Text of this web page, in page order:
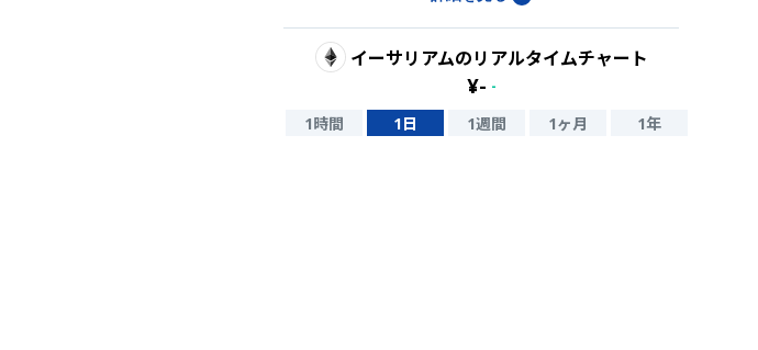
イーサリアムのリアルタイムチャート
¥- -
1時間 1日 1週間 1ヶ月 1年